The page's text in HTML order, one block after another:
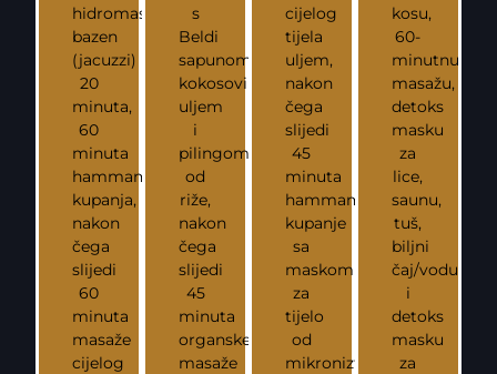
hidromasažni
bazen
(jacuzzi)
20
minuta,
60
minuta
hammamskog
kupanja,
nakon
čega
slijedi
60
minuta
masaže
cijelog
s
Beldi
sapunom,
kokosovim
uljem
i
pilingom
od
riže,
nakon
čega
slijedi
45
minuta
organske
masaže
cijelog
tijela
uljem,
nakon
čega
slijedi
45
minuta
hammamsko
kupanje
sa
maskom
za
tijelo
od
mikroniztiranih
kosu,
60-
minutnu
masažu,
detoks
masku
za
lice,
saunu,
tuš,
biljni
čaj/vodu
i
detoks
masku
za